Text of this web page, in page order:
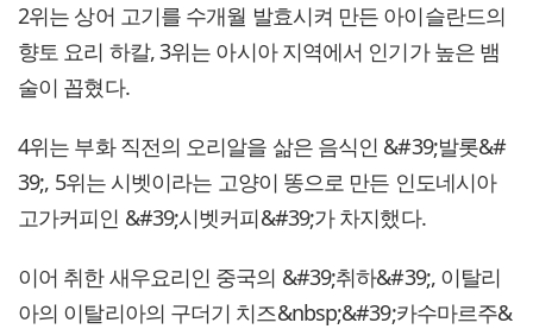
2위는 상어 고기를 수개월 발효시켜 만든 아이슬란드의
향토 요리 하칼, 3위는 아시아 지역에서 인기가 높은 뱀
술이 꼽혔다.
4위는 부화 직전의 오리알을 삶은 음식인 &#39;발롯&#
39;, 5위는 시벳이라는 고양이 똥으로 만든 인도네시아
고가커피인 &#39;시벳커피&#39;가 차지했다.
이어 취한 새우요리인 중국의 &#39;취하&#39;, 이탈리
아의 이탈리아의 구더기 치즈&nbsp;&#39;카수마르주&